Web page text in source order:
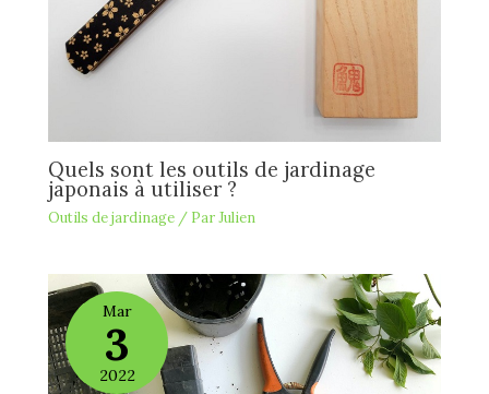
Quels sont les outils de jardinage
japonais à utiliser ?
Outils de jardinage/ ParJulien
Mar
3
2022